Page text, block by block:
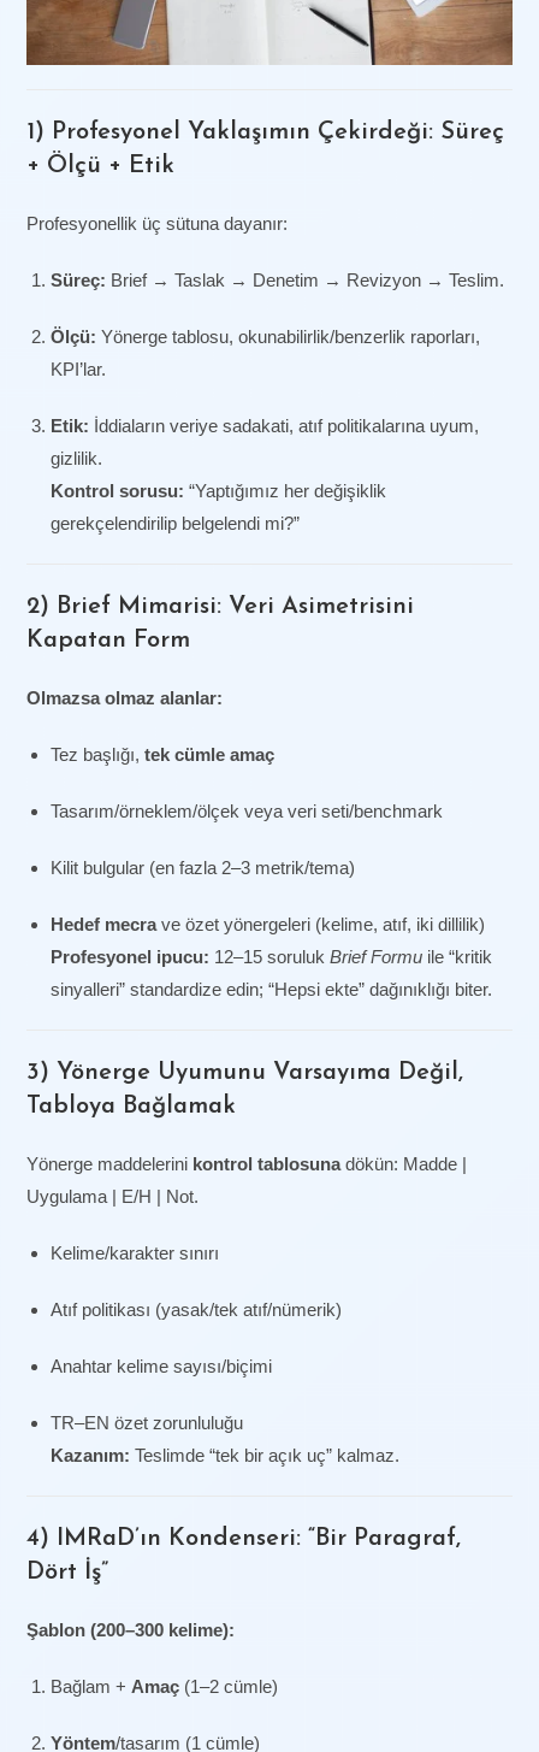
1) Profesyonel Yaklaşımın Çekirdeği: Süreç
+ Ölçü + Etik
Profesyonellik üç sütuna dayanır:
Süreç: Brief → Taslak → Denetim → Revizyon → Teslim.
Ölçü: Yönerge tablosu, okunabilirlik/benzerlik raporları,
KPI’lar.
Etik: İddiaların veriye sadakati, atıf politikalarına uyum,
gizlilik.
Kontrol sorusu: “Yaptığımız her değişiklik
gerekçelendirilip belgelendi mi?”
2) Brief Mimarisi: Veri Asimetrisini
Kapatan Form
Olmazsa olmaz alanlar:
Tez başlığı,tek cümle amaç
Tasarım/örneklem/ölçek veya veri seti/benchmark
Kilit bulgular (en fazla 2–3 metrik/tema)
Hedef mecrave özet yönergeleri (kelime, atıf, iki dillilik)
Profesyonel ipucu: 12–15 sorulukBrief Formu ile “kritik
sinyalleri” standardize edin; “Hepsi ekte” dağınıklığı biter.
3) Yönerge Uyumunu Varsayıma Değil,
Tabloya Bağlamak
Yönerge maddelerini kontrol tablosunadökün: Madde |
Uygulama | E/H | Not.
Kelime/karakter sınırı
Atıf politikası (yasak/tek atıf/nümerik)
Anahtar kelime sayısı/biçimi
TR–EN özet zorunluluğu
Kazanım: Teslimde “tek bir açık uç” kalmaz.
4) IMRaD’ın Kondenseri: “Bir Paragraf,
Dört İş”
Şablon (200–300 kelime):
Bağlam + Amaç (1–2 cümle)
Yöntem/tasarım (1 cümle)